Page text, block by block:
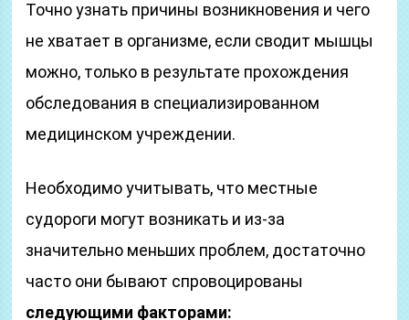
Точно узнать причины возникновения и чего
не хватает в организме, если сводит мышцы
можно, только в результате прохождения
обследования в специализированном
медицинском учреждении.
Необходимо учитывать, что местные
судороги могут возникать и из-за
значительно меньших проблем, достаточно
часто они бывают спровоцированы
следующими факторами: